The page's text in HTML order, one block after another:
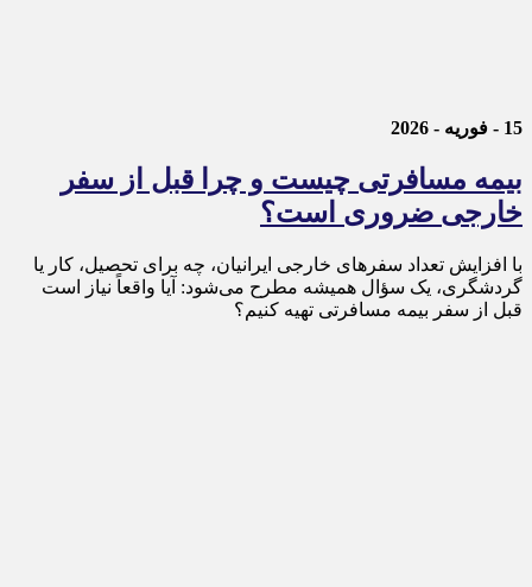
15 - فوریه - 2026
بیمه مسافرتی چیست و چرا قبل از سفر
خارجی ضروری است؟
با افزایش تعداد سفرهای خارجی ایرانیان، چه برای تحصیل، کار یا
گردشگری، یک سؤال همیشه مطرح می‌شود: آیا واقعاً نیاز است
قبل از سفر بیمه مسافرتی تهیه کنیم؟